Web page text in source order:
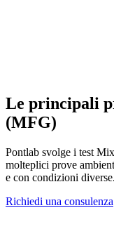
Le principali
(MFG)
Pontlab svolge i test
molteplici prove
e con condizioni diverse.
Richiedi una consulenza